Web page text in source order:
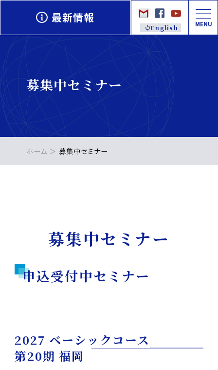
MENU
English
最新情報
募集中セミナー
ホーム 募集中セミナー
募集中セミナー
申込受付中セミナー
2027 ベーシックコース
第20期 福岡